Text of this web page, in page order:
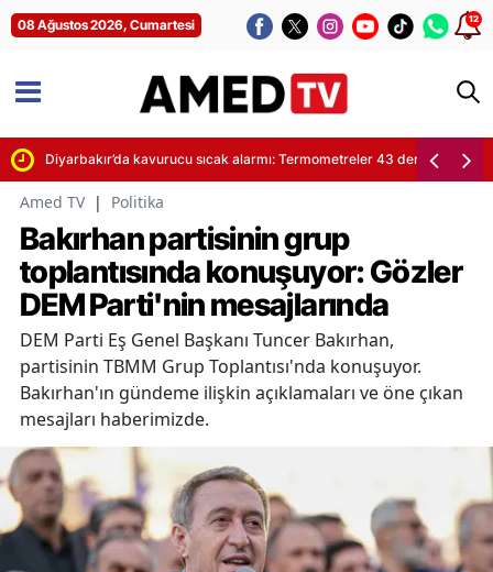
08 Ağustos 2026, Cumartesi 12
Diyarbakır’da kavurucu sıcak alarmı: Termometreler 43 dereceyi
Amed TV | Politika
Bakırhan partisinin grup
toplantısında konuşuyor: Gözler
DEM Parti'nin mesajlarında
DEM Parti Eş Genel Başkanı Tuncer Bakırhan,
partisinin TBMM Grup Toplantısı'nda konuşuyor.
Bakırhan'ın gündeme ilişkin açıklamaları ve öne çıkan
mesajları haberimizde.